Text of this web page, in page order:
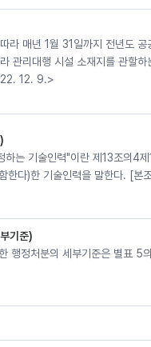
라 매년 1월 31일까지 전년도 공
관리대행 시설 소재지를 관할하
12. 9.>
는 기술인력"이란 제13조의4제
한다)한 기술인력을 말한다. [본
기준)
행정처분의 세부기준은 별표 5